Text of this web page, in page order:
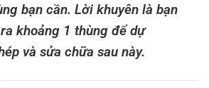
bạn cần. Lời khuyên là bạn
khoảng 1 thùng để dự
và sửa chữa sau này.